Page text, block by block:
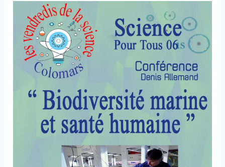
Conférence
Biodiversité
marine
humaine